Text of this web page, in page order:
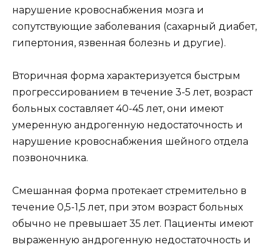
нарушение кровоснабжения мозга и
сопутствующие заболевания (сахарный диабет,
гипертония, язвенная болезнь и другие).
Вторичная форма характеризуется быстрым
прогрессированием в течение 3-5 лет, возраст
больных составляет 40-45 лет, они имеют
умеренную андрогенную недостаточность и
нарушение кровоснабжения шейного отдела
позвоночника.
Смешанная форма протекает стремительно в
течение 0,5-1,5 лет, при этом возраст больных
обычно не превышает 35 лет. Пациенты имеют
выраженную андрогенную недостаточность и